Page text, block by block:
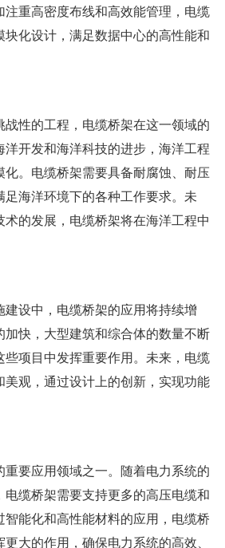
注重高密度布线和高效能管理，电缆
块化设计，满足数据中心的高性能和
战性的工程，电缆桥架在这一领域的
洋开发和海洋科技的进步，海洋工程
化。电缆桥架需要具备耐腐蚀、耐压
足海洋环境下的各种工作要求。未
术的发展，电缆桥架将在海洋工程中
建设中，电缆桥架的应用将持续增
加快，大型建筑和综合体的数量不断
些项目中发挥重要作用。未来，电缆
美观，通过设计上的创新，实现功能
重要应用领域之一。随着电力系统的
电缆桥架需要支持更多的高压电缆和
智能化和高性能材料的应用，电缆桥
大的作用，确保电力系统的高效、